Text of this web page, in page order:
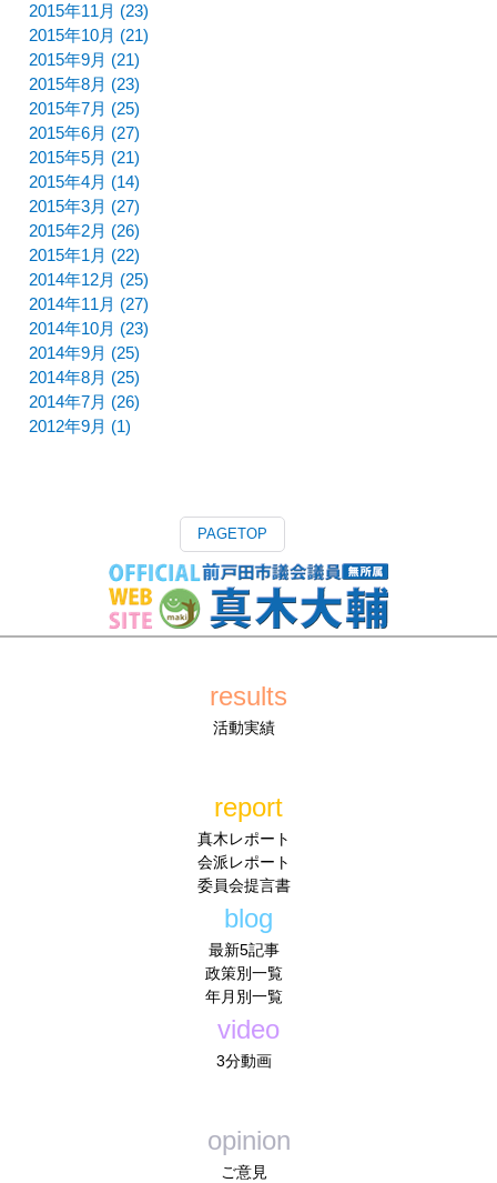
2015年11月 (23)
2015年10月 (21)
2015年9月 (21)
2015年8月 (23)
2015年7月 (25)
2015年6月 (27)
2015年5月 (21)
2015年4月 (14)
2015年3月 (27)
2015年2月 (26)
2015年1月 (22)
2014年12月 (25)
2014年11月 (27)
2014年10月 (23)
2014年9月 (25)
2014年8月 (25)
2014年7月 (26)
2012年9月 (1)
PAGETOP
results
活動実績
report
真木レポート
会派レポート
委員会提言書
blog
最新5記事
政策別一覧
年月別一覧
video
3分動画
opinion
ご意見